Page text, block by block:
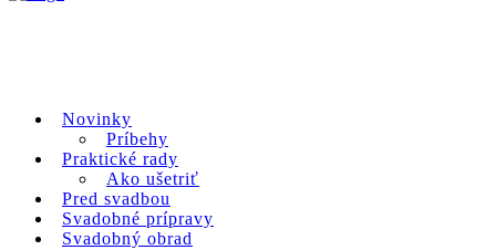
Novinky
Príbehy
Praktické rady
Ako ušetriť
Pred svadbou
Svadobné prípravy
Svadobný obrad